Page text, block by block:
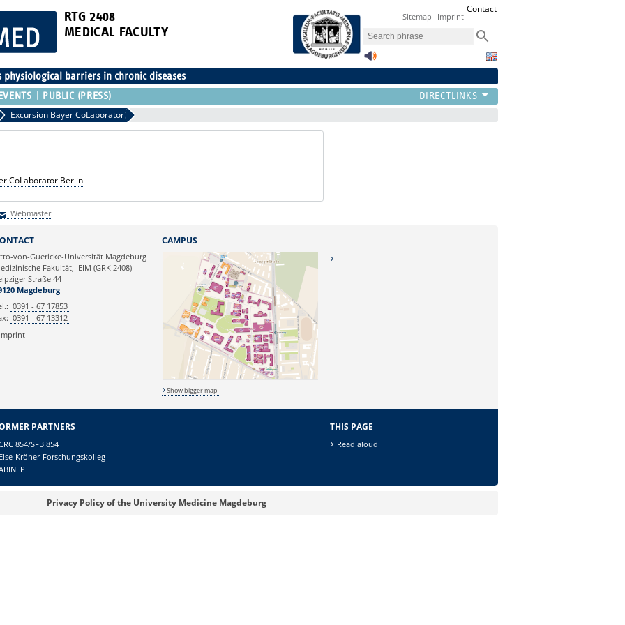
RTG 2408
MEDICAL FACULTY
Sitemap Imprint
Contact
physiological barriers in chronic diseases
EVENTS PUBLIC (PRESS)
Excursion Bayer CoLaborator
CoLaborator Berlin
Webmaster
von-Guericke-Universität Magdeburg
Fakultät, IEIM (GRK 2408)
Straße 44
Magdeburg
0391 - 67 17853
0391 - 67 13312
Imprint
CAMPUS
Show bigger map
PARTNERS
854/SFB 854
Else-Kröner-Forschungskolleg
THIS PAGE
Read aloud
Privacy Policy of the University Medicine Magdeburg